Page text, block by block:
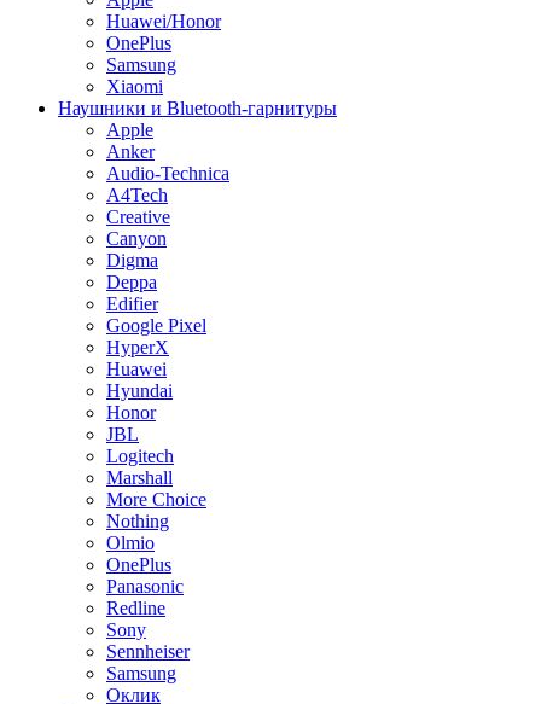
Huawei/Honor
OnePlus
Samsung
Xiaomi
Наушники и Bluetooth-гарнитуры
Apple
Anker
Audio-Technica
A4Tech
Creative
Canyon
Digma
Deppa
Edifier
Google Pixel
HyperX
Huawei
Hyundai
Honor
JBL
Logitech
Marshall
More Choice
Nothing
Olmio
OnePlus
Panasonic
Redline
Sony
Sennheiser
Samsung
Оклик